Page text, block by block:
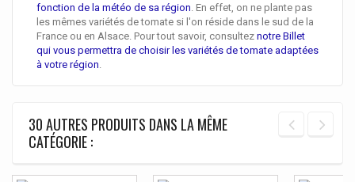
fonction de la météo de sa région . En effet, on ne plante pas
les mêmes variétés de tomate si l'on réside dans le sud de la
France ou en Alsace. Pour tout savoir, consultez notre Billet
qui vous permettra de choisir les variétés de tomate adaptées
à votre région
30 AUTRES PRODUITS DANS LA MÊME
CATÉGORIE :